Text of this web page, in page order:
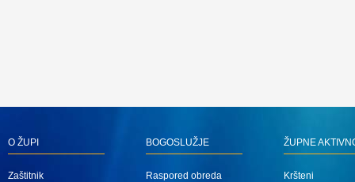
O ŽUPI
Zaštitnik
BOGOSLUŽJE
Raspored obreda
ŽUPNE
Kršteni